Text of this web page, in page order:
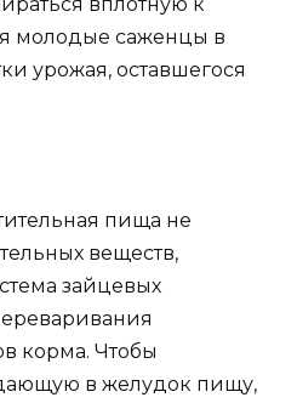
молодые саженцы в
урожая, оставшегося
пища не
веществ,
зайцевых
корма. Чтобы
в желудок пищу,